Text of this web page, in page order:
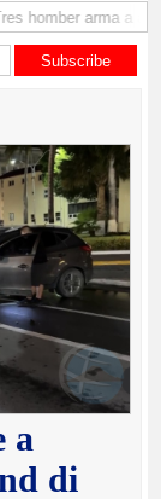
homber arma a
Subscribe
a
di